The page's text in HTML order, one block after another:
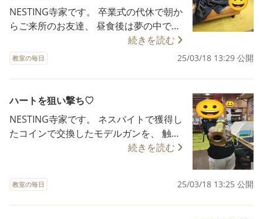
NESTING寺家です。 卒業式の代休で朝か
らご来所のお友達、 昼食後は夢の中でし
た。 もし許されることなら、大人も午睡
をしたいなあ… と思いながら写真を撮っ
たスタッフでした。 🌟🌟🌟🌟🌟🌟🌟🌟🌟
🌟🌟🌟🌟🌟🌟🌟🌟🌟🌟🌟🌟 放課後
等デイサービス 多機能型保育所等
訪問支援事業所 NESTING寺家
〠739-0040 広島県東広島市寺家駅前
６－１８ ヒノ
モトマンション１A号室 📞082-430-7
お問い合わせ、ご体験、ご見学、お待
ちしております♪ 🌟🌟🌟🌟🌟🌟🌟🌟🌟🌟
🌟🌟🌟🌟🌟🌟🌟🌟🌟🌟🌟
続きを読む
教室の毎日 25/03/18 13:29 公開
ハートを狙い撃ち♡
NESTING寺家です。 ネスバイトで獲得し
たコインで交換したモデルガンを、 触ら
せてもらってご満悦のお友達に ポーズを
の時代もこういうことが好きな男子って
いるよな～、と 思いながら撮影させても
らいました。 目指すはゴ〇ゴ13？、とお
続きを読む
教室の毎日 25/03/18 13:25 公開